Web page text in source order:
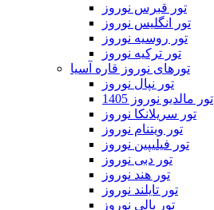
تور قبرس نوروز
تور انگلیس نوروز
تور روسیه نوروز
تور ترکیه نوروز
تورهای نوروز قاره آسیا
تور نپال نوروز
تور مالدیو نوروز 1405
تور سریلانکا نوروز
تور ویتنام نوروز
تور فیلیپین نوروز
تور دبی نوروز
تور هند نوروز
تور تایلند نوروز
تور بالی نوروز